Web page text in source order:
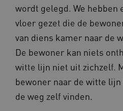
wordt gelegd. We hebben
vloer gezet die de
van diens kamer naar de
De bewoner kan niets
witte lijn niet uit zichzelf.
bewoner naar de witte lijn
de weg zelf vinden.
BCSessionID